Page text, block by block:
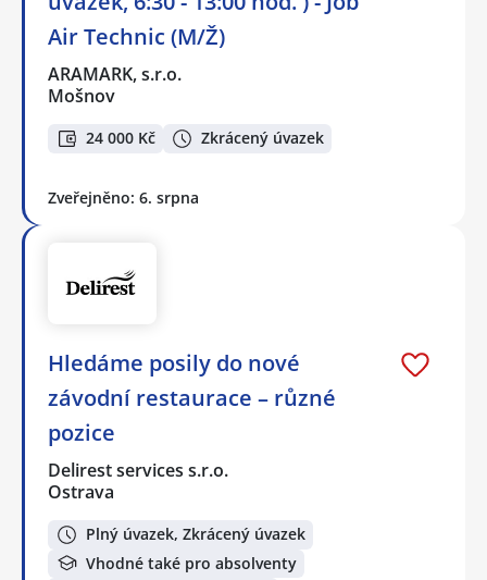
Air Technic (M/Ž)
ARAMARK, s.r.o.
Mošnov
24 000 Kč Zkrácený úvazek
Zveřejněno: 6. srpna
Hledáme posily do nové
závodní restaurace – různé
pozice
Delirest services s.r.o.
Ostrava
Plný úvazek, Zkrácený úvazek
Vhodné také pro absolventy